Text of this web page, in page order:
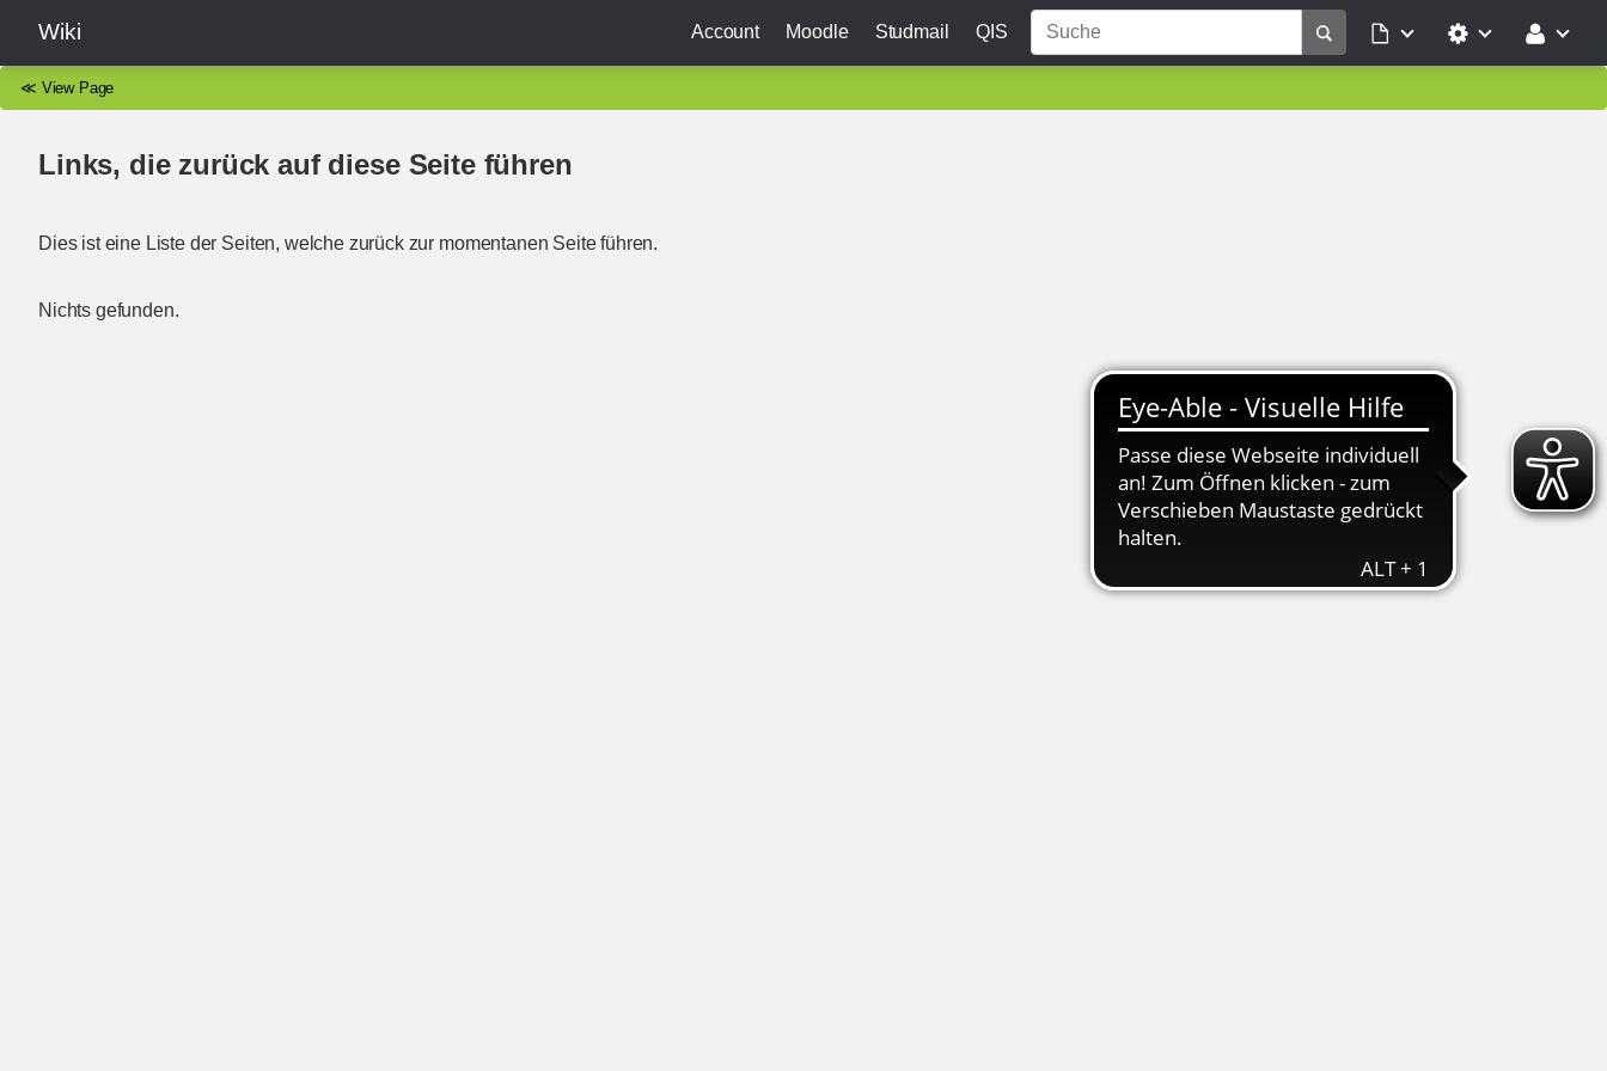
Wiki Account Moodle Studmail QIS
≪ View Page
Links, die zurück auf diese Seite führen
Dies ist eine Liste der Seiten, welche zurück zur momentanen Seite führen.
Nichts gefunden.